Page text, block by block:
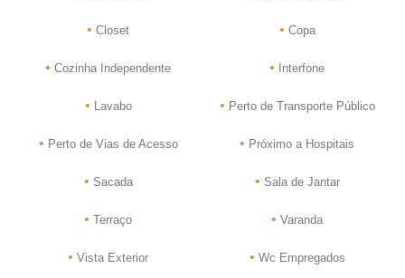
• Closet • Copa
• Cozinha Independente • Interfone
• Lavabo • Perto de Transporte Público
• Perto de Vias de Acesso • Próximo a Hospitais
• Sacada • Sala de Jantar
• Terraço • Varanda
• Vista Exterior • Wc Empregados